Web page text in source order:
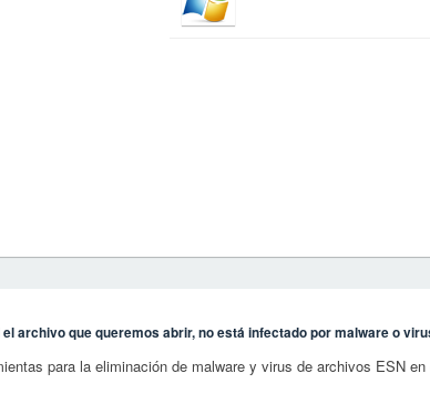
archivo que queremos abrir, no está infectado por malware o
para la eliminación de malware y virus de archivos ESN